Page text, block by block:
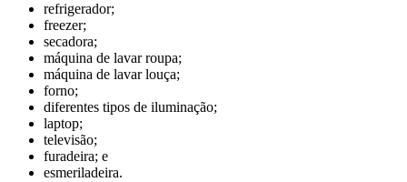
refrigerador;
freezer;
secadora;
máquina de lavar roupa;
máquina de lavar louça;
forno;
diferentes tipos de iluminação;
laptop;
televisão;
furadeira; e
esmeriladeira.